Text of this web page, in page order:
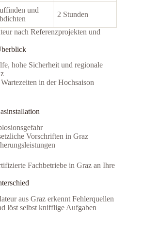
und
2 Stunden
nach Referenzprojekten und
hohe Sicherheit und regionale
in der Hochsaison
Vorschriften in Graz
Fachbetriebe in Graz an Ihre
aus Graz erkennt Fehlerquellen
löst selbst knifflige Aufgaben